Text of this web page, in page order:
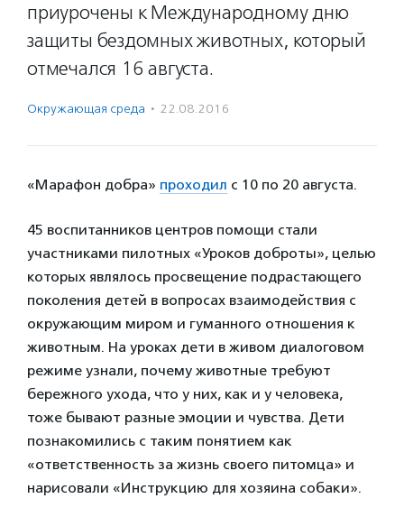
приурочены к Международному дню
защиты бездомных животных, который
отмечался 16 августа.
Окружающая среда · 22.08.2016
«Марафон добра» проходил с 10 по 20 августа.
45 воспитанников центров помощи стали
участниками пилотных «Уроков доброты», целью
которых являлось просвещение подрастающего
поколения детей в вопросах взаимодействия с
окружающим миром и гуманного отношения к
животным. На уроках дети в живом диалоговом
режиме узнали, почему животные требуют
бережного ухода, что у них, как и у человека,
тоже бывают разные эмоции и чувства. Дети
познакомились с таким понятием как
«ответственность за жизнь своего питомца» и
нарисовали «Инструкцию для хозяина собаки».